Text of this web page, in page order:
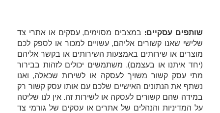
שותפים עסקיים: במצבים מסוימים, עסקים או אתרי צד
שלישי שאנו קשורים אליהם, עשויים למכור או לספק לכם
מוצרים או שירותים באמצעות השירותים או בקשר אליהם
(יחד איתנו או בעצמם). משתמשים יכולים לזהות בבירור
מתי עסק קשור משויך לעסקה או לשירות שכאלה, ואנו
נשתף את הנתונים האישיים שלכם עם אותו עסק קשור רק
במידה שהם קשורים לעסקה או לשירות זה. אין לנו שליטה
על המדיניות והנהלים של אתרים או עסקים של גורמי צד